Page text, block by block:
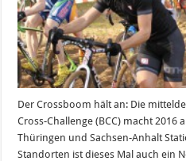
Der Crossboom hält an: Die
Cross-Challenge (BCC) macht 2016
Thüringen und Sachsen-Anhalt
Standorten ist dieses Mal auch ein